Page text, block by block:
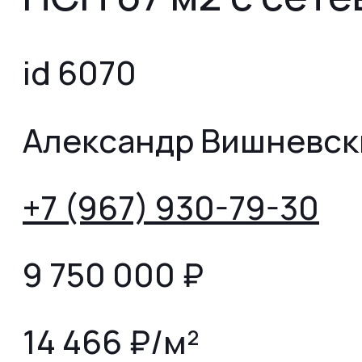
id 6070
Александр
+7 (967) 930-79-30
9 750 000 ₽
14 466 ₽/м²